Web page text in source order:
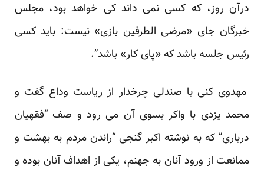
درآن روز، که کسی نمی داند کی خواهد بود، مجلس
خبرگان جای «مرضی الطرفین بازی» نیست: باید کسی
رئیس جلسه باشد که «پای کار» باشد”.
مهدوی کنی با صندلی چرخدار از ریاست وداع گفت و
محمد یزدی با واکر بسوی آن می رود و صف “فقهیان
درباری” که به نوشته اکبر گنجی “راندن مردم به بهشت و
ممانعت از ورود آنان به جهنم، یکی از اهداف آنان بوده و